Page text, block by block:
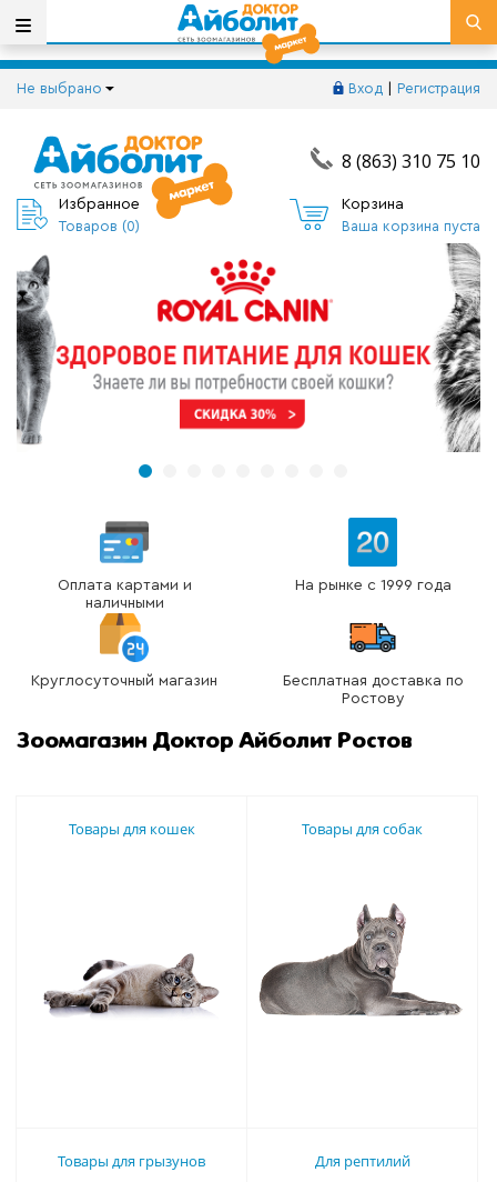
Не выбрано Вход Регистрация
8 (863) 310 75 10
Избранное
Товаров (0)
Корзина
Ваша корзина пуста
Оплата картами и
наличными
На рынке с 1999 года
Круглосуточный магазин
Бесплатная доставка по
Ростову
Зоомагазин Доктор Айболит Ростов
Товары для кошек Товары для собак
Товары для грызунов Для рептилий